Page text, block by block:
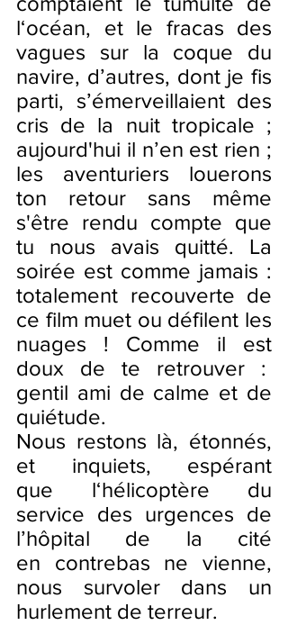
l‘océan, et le fracas des
vagues sur la coque du
navire, d’autres, dont je fis
parti, s’émerveillaient des
cris de la nuit tropicale ;
aujourd'hui il n’en est rien ;
les aventuriers louerons
ton retour sans même
s'être rendu compte que
tu nous avais quitté. La
soirée est comme jamais :
totalement recouverte de
ce film muet ou défilent les
nuages ! Comme il est
doux de te retrouver :
gentil ami de calme et de
quiétude.
Nous restons là, étonnés,
et inquiets, espérant
que l‘hélicoptère du
service des urgences de
l’hôpital de la cité
en contrebas ne vienne,
nous survoler dans un
hurlement de terreur.